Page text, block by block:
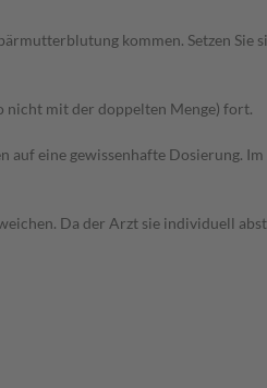
kommen. Setzen
nicht mit der doppelten Menge) fort.
eine gewissenhafte Dosierung.
Da der Arzt sie individuell